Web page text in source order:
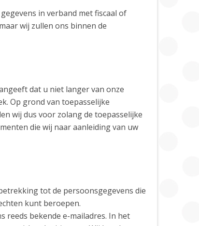
in verband met fiscaal of
wij zullen ons binnen de
dat u niet langer van onze
Op grond van toepasselijke
wij dus voor zolang de toepasselijke
die wij naar aanleiding van uw
tot de persoonsgegevens die
kunt beroepen.
reeds bekende e-mailadres. In het